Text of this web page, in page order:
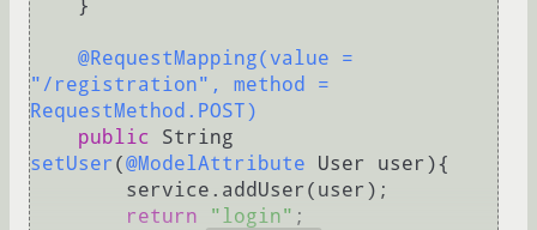
@RequestMapping(value =
"/registration", method =
RequestMethod.POST)
public
setUser (@ModelAttribute User user){
return
"login" ;